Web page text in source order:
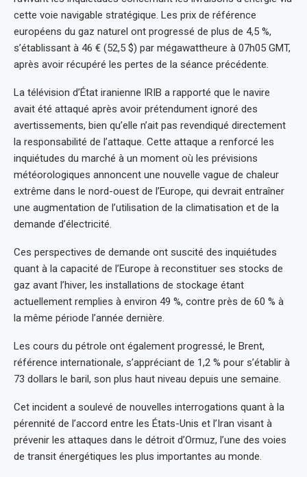
cette voie navigable stratégique. Les prix de référence
européens du gaz naturel ont progressé de plus de 4,5 %,
s’établissant à 46 € (52,5 $) par mégawattheure à 07h05 GMT,
après avoir récupéré les pertes de la séance précédente.
La télévision d’État iranienne IRIB a rapporté que le navire
avait été attaqué après avoir prétendument ignoré des
avertissements, bien qu’elle n’ait pas revendiqué directement
la responsabilité de l’attaque. Cette attaque a renforcé les
inquiétudes du marché à un moment où les prévisions
météorologiques annoncent une nouvelle vague de chaleur
extrême dans le nord-ouest de l’Europe, qui devrait entraîner
une augmentation de l’utilisation de la climatisation et de la
demande d’électricité.
Ces perspectives de demande ont suscité des inquiétudes
quant à la capacité de l’Europe à reconstituer ses stocks de
gaz avant l’hiver, les installations de stockage étant
actuellement remplies à environ 49 %, contre près de 60 % à
la même période l’année dernière.
Les cours du pétrole ont également progressé, le Brent,
référence internationale, s’appréciant de 1,2 % pour s’établir à
73 dollars le baril, son plus haut niveau depuis une semaine.
Cet incident a soulevé de nouvelles interrogations quant à la
pérennité de l’accord entre les États-Unis et l’Iran visant à
prévenir les attaques dans le détroit d’Ormuz, l’une des voies
de transit énergétiques les plus importantes au monde.